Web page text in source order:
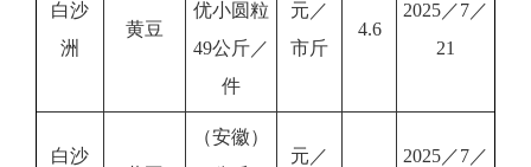
白沙
洲
黄豆
优小圆粒
49公斤／
件
元／
市斤
4.6
2025／7／
21
白沙
（安徽）
元／
2025／7／